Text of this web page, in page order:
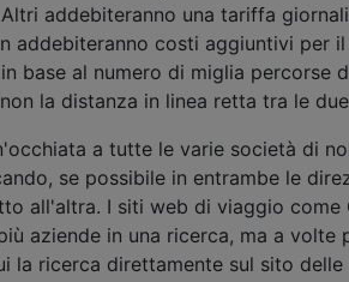
addebiteranno una tariffa
addebiteranno costi aggiuntivi per
base al numero di miglia percorse
la distanza in linea retta tra le
a tutte le varie società di
se possibile in entrambe le
all'altra. I siti web di viaggio come
aziende in una ricerca, ma a volte
ricerca direttamente sul sito delle